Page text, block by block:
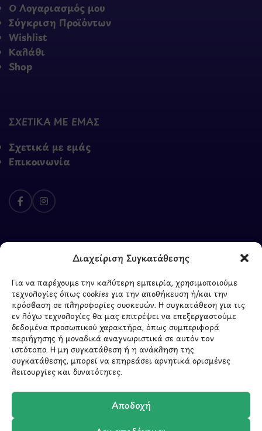
Διαχείριση Συγκατάθεσης
Για να παρέχουμε την καλύτερη εμπειρία, χρησιμοποιούμε
τεχνολογίες όπως cookies για την αποθήκευση ή/και την
πρόσβαση σε πληροφορίες συσκευών. Η συγκατάθεση για τις
εν λόγω τεχνολογίες θα μας επιτρέψει να επεξεργαστούμε
δεδομένα προσωπικού χαρακτήρα, όπως συμπεριφορά
περιήγησης ή μοναδικά αναγνωριστικά σε αυτόν τον
ιστότοπο. Η μη συγκατάθεση ή η ανάκληση της
συγκατάθεσης, μπορεί να επηρεάσει αρνητικά ορισμένες
λειτουργίες και δυνατότητες.
Αποδοχή
Ο Λογαριασμός μου
Σύγκριση Προϊόντων
Wishlist
Καλάθι
Shop
ΣΧΕΤΙΚΑ ΜΕ ΕΜΑΣ
Σχετικά με εμάς
Επικοινωνία
ΥΠΟΓΡΑΦΗ 2026 - CREATED BYBYTE A COOKIE
Μάθετε πρώτοι τα νέα
και τις προσφορές
μας.